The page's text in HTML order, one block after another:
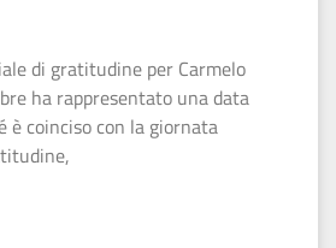
di gratitudine per Carmelo
ha rappresentato una data
è coinciso con la giornata